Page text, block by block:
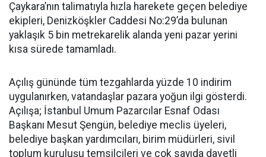
Çaykara’nın talimatıyla hızla harekete geçen belediye
ekipleri, Denizköşkler Caddesi No:29’da bulunan
yaklaşık 5 bin metrekarelik alanda yeni pazar yerini
kısa sürede tamamladı.
Açılış gününde tüm tezgahlarda yüzde 10 indirim
uygulanırken, vatandaşlar pazara yoğun ilgi gösterdi.
Açılışa; İstanbul Umum Pazarcılar Esnaf Odası
Başkanı Mesut Şengün, belediye meclis üyeleri,
belediye başkan yardımcıları, birim müdürleri, sivil
toplum kuruluşu temsilcileri ve çok sayıda davetli